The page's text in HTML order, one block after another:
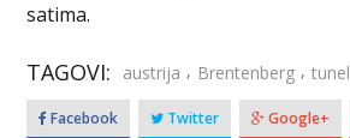
satima.
TAGOVI: austrija , Brentenberg , tunel
Facebook Twitter Google+